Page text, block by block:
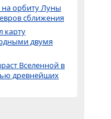
на орбиту Луны
сближения
карту
двумя
Вселенной в
древнейших